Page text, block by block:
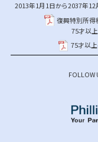
2013年1月1日から2037年12
復興特別所得
75才以
75才以上
FOLLOW